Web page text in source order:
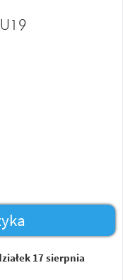
17 sierpnia